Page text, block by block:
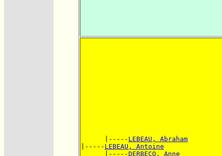
      |-----
LEBEAU, Abraham
|----- LEBEAU, Antoine
      |-----
DERBECQ, Anne